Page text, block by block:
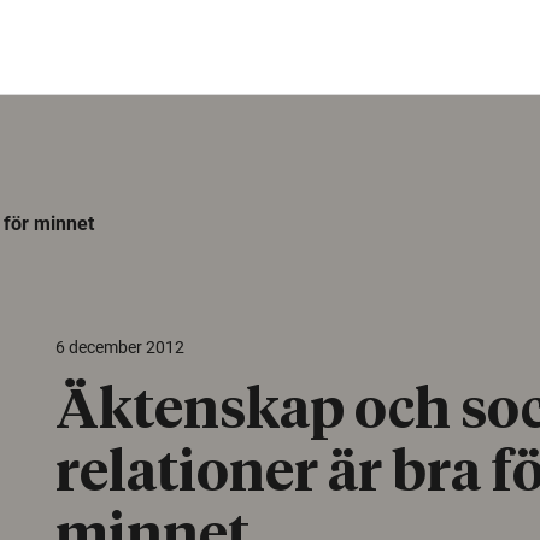
minnet
6 december 2012
Äktenskap och
relationer är bra